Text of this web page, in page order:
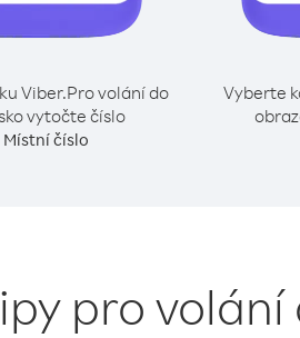
Viber.Pro volání do
vytočte číslo
Místní číslo
Vyberte
pro volání